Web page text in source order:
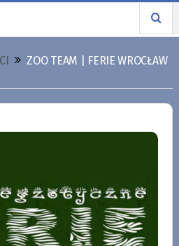
ZOO TEAM | FERIE WROCŁAW